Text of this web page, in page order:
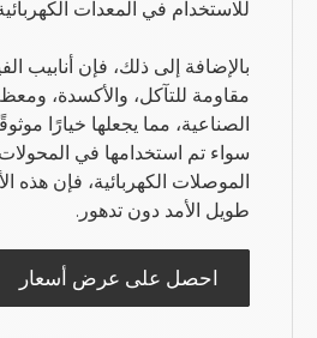
للاستخدام في المعدات
مقاومة للتآكل، والأكسدة، ومعظم
الصناعية، مما يجعلها خيارًا
سواء تم استخدامها في
الموصلات الكهربائية، فإن هذه
طويل الأمد دون تدهور.
احصل على عرض أسعار